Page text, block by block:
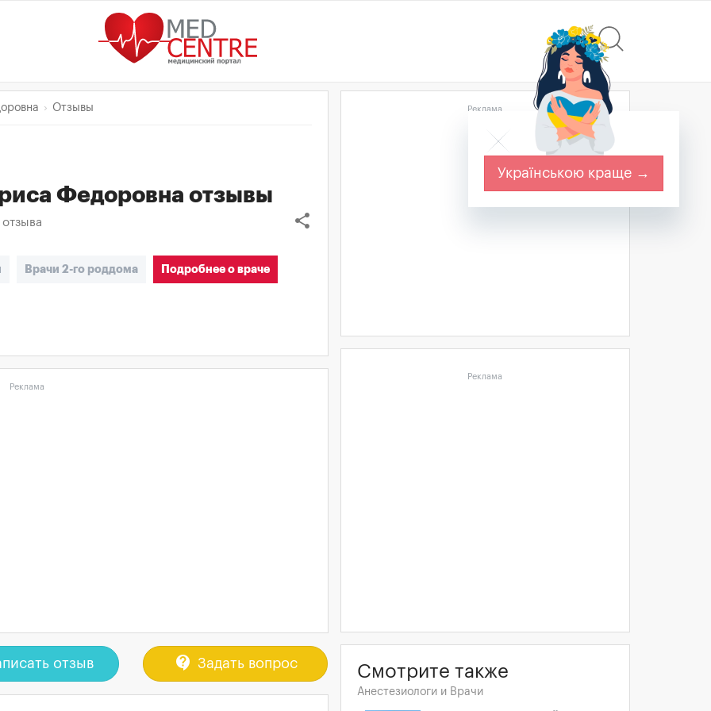
Отзывы
Федоровна отзывы
share
отзыва
Врачи 2-го роддома Подробнее о враче
Реклама
отзыв contact_support Задать вопрос
Реклама
Реклама
Смотрите также
Анестезиологи и Врачи
Українською краще →